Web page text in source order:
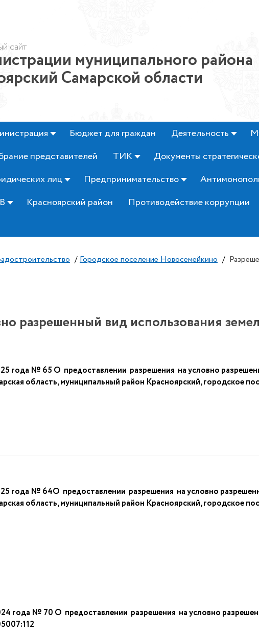
сайт
муниципального района
Самарской области
Бюджет для граждан Деятельность
представителей ТИК
Документы
лиц
Предпринимательство
Красноярский район Противодействие коррупции
/ Городское поселение Новосемейкино /
разрешенный вид использования
№ 65 О предоставлении разрешения на условно
область, муниципальный район Красноярский, городское
№ 64О предоставлении разрешения на условно
область, муниципальный район Красноярский, городское
№ 70 О предоставлении разрешения на условно